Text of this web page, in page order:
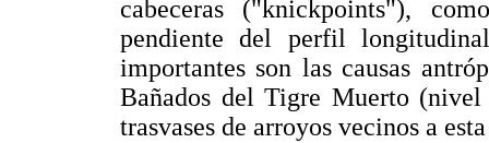
cabeceras ("knickpoints"),
pendiente del perfil
importantes son las causas
Bañados del Tigre Muerto
trasvases de arroyos vecinos a